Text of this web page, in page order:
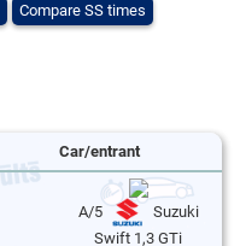
Compare SS times
Car/entrant
A/5
Suzuki
Swift 1,3 GTi